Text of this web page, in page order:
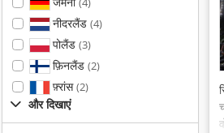
(4)
नीदरलैंड (4)
पोलैंड (3)
फ़िनलैंड (2)
फ़्रांस(2)
और दिखाएं